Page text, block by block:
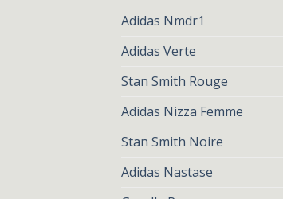
Adidas Nmdr1
Adidas Verte
Stan Smith Rouge
Adidas Nizza Femme
Stan Smith Noire
Adidas Nastase